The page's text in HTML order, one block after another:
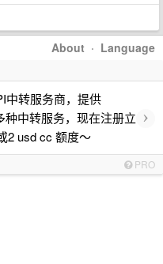
About · Language
中转服务商，提供
种中转服务，现在注册立
2 usd cc 额度～
›
PRO